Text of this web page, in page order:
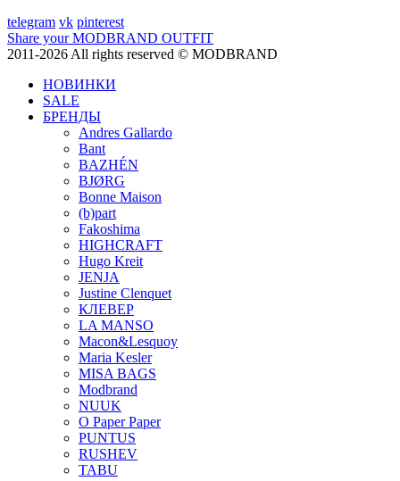
telegram vk pinterest
Share your MODBRAND OUTFIT
2011-2026 All rights reserved © MODBRAND
НОВИНКИ
SALE
БРЕНДЫ
Andres Gallardo
Bant
BAZHÉN
BJØRG
Bonne Maison
(b)part
Fakoshima
HIGHCRAFT
Hugo Kreit
JENJA
Justine Clenquet
КЛЕВЕР
LA MANSO
Macon&Lesquoy
Maria Kesler
MISA BAGS
Modbrand
NUUK
O Paper Paper
PUNTUS
RUSHEV
TABU